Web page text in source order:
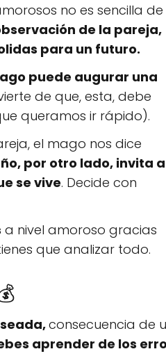
no es sencilla de
de la pareja,
para un futuro.
puede augurar una
de que, esta, debe
queramos ir rápido).
el mago nos dice
por otro lado, invita a
se vive. Decide con
a nivel amoroso gracias
que analizar todo.
consecuencia de
aprender de los